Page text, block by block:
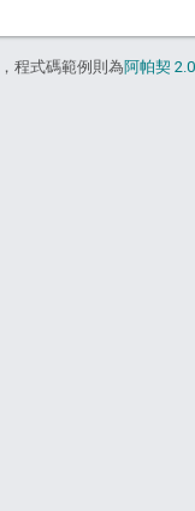
，程式碼範例則為阿帕契